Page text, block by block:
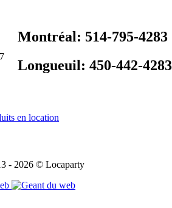
Montréal: 514-795-4283
Longueuil: 450-442-4283
en location
- 2026 © Locaparty